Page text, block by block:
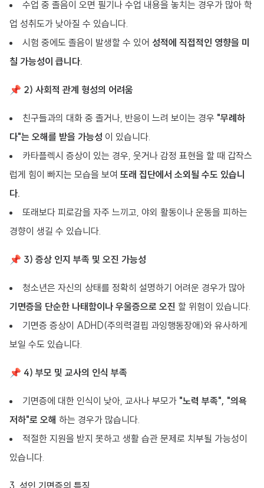
수업 중 졸음이 오면 필기나 수업 내용을 놓치는 경우가 많아 학
업 성취도가 낮아질 수 있습니다.
시험 중에도 졸음이 발생할 수 있어 성적에 직접적인 영향을 미
칠 가능성이 큽니다.
📌 2) 사회적 관계 형성의 어려움
친구들과의 대화 중 졸거나, 반응이 느려 보이는 경우 "무례하
다"는 오해를 받을 가능성 이 있습니다.
카타플렉시 증상이 있는 경우, 웃거나 감정 표현을 할 때 갑작스
럽게 힘이 빠지는 모습을 보여 또래 집단에서 소외될 수도 있습니
다.
또래보다 피로감을 자주 느끼고, 야외 활동이나 운동을 피하는
경향이 생길 수 있습니다.
📌 3) 증상 인지 부족 및 오진 가능성
청소년은 자신의 상태를 정확히 설명하기 어려운 경우가 많아
기면증을 단순한 나태함이나 우울증으로 오진 할 위험이 있습니다.
기면증 증상이 ADHD(주의력결핍 과잉행동장애)와 유사하게
보일 수도 있습니다.
📌 4) 부모 및 교사의 인식 부족
기면증에 대한 인식이 낮아, 교사나 부모가 "노력 부족", "의욕
저하"로 오해 하는 경우가 많습니다.
적절한 지원을 받지 못하고 생활 습관 문제로 치부될 가능성이
있습니다.
3. 성인 기면증의 특징